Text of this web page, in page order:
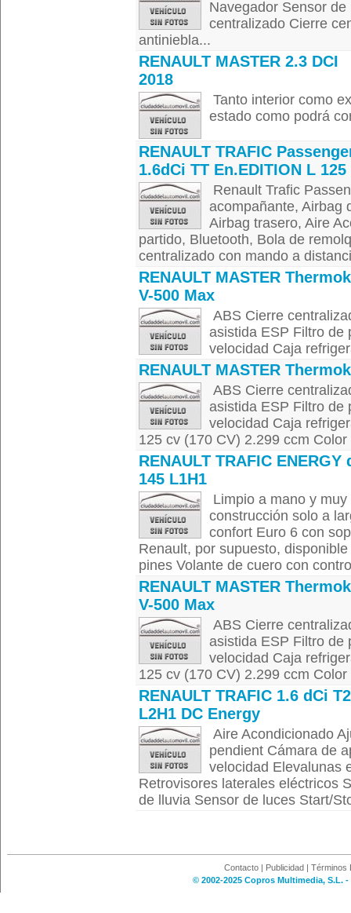
Navegador Sensor
centralizado Cierre
antiniebla...
RENAULT MASTER 2.3 DCI
2018
Tanto interior como
estado como podrá
RENAULT TRAFIC
1.6dCi TT En.EDITION L 125
Renault Trafic
acompañante, Airbag
Airbag trasero, Aire
partido, Bluetooth, Bola de
centralizado con mando a
RENAULT MASTER
V-500 Max
ABS Cierre
asistida ESP Filtro de
velocidad Caja
RENAULT MASTER
ABS Cierre
asistida ESP Filtro de
velocidad Caja
125 cv (170 CV) 2.299 ccm
RENAULT TRAFIC ENERGY
145 L1H1
Limpio a mano y
construcción solo a
confort Euro 6 con
Renault, por supuesto,
pines Volante de cuero con
RENAULT MASTER
V-500 Max
ABS Cierre
asistida ESP Filtro de
velocidad Caja
125 cv (170 CV) 2.299 ccm
RENAULT TRAFIC 1.6 dCi
L2H1 DC Energy
Aire Acondicionado
pendient Cámara de
velocidad Elevalunas
Retrovisores laterales eléctricos
de lluvia Sensor de luces Start/
Contacto | Publicidad | Términos
© 2002-2025 Copros Multimedia, S.L.